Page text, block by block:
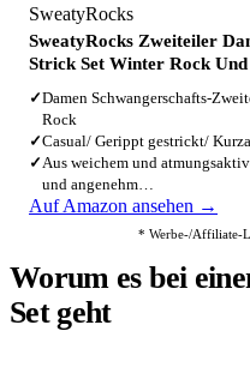
SweatyRocks
SweatyRocks Zweiteiler
Strick Set Winter Rock
✓Damen Schwangerschafts-
Rock
✓Casual/ Gerippt gestrickt/
✓Aus weichem und
und angenehm…
Auf Amazon ansehen →
* Werbe-/Affiliate-
Worum es bei
Set geht